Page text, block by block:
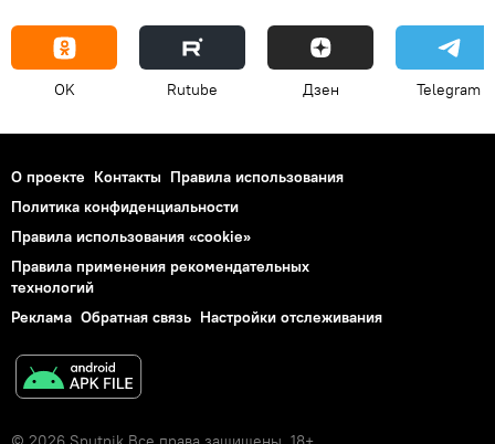
OK Rutube Дзен Telegram
О проекте Контакты Правила использования
Политика конфиденциальности
Правила использования «cookie»
Правила применения рекомендательных
технологий
Реклама Обратная связь Настройки отслеживания